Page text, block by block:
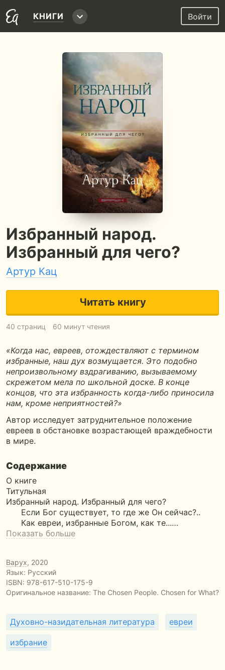
КНИГИ Войти
Избранный народ.
Избранный для чего?
Артур Кац
Читать книгу
40 страниц 60 минут чтения
«Когда нас, евреев, отождествляют с термином
избранные, наш дух возмущается. Это подобно
непроизвольному вздрагиванию, вызываемому
скрежетом мела по школьной доске. В конце
концов, что эта избранность когда-либо приносила
нам, кроме неприятностей?»
Автор исследует затруднительное положение
евреев в обстановке возрастающей враждебности
в мире.
Содержание
О книге
Титульная
Избранный народ. Избранный для чего?
Если Бог существует, то где же Он сейчас?..
Как евреи, избранные Богом, как те...…
Показать больше
Варух, 2020
Язык: Русский
ISBN: 978-617-510-175-9
Оригинальное название: The Chosen People. Chosen for What?
Духовно-назидательная литература евреи
избрание